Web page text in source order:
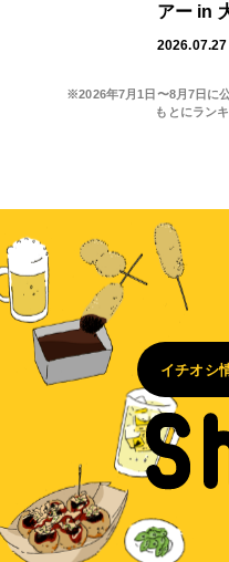
アー in
2026.07.27
※2026年7月1日〜8月7日に
もとにラン
イチオシ